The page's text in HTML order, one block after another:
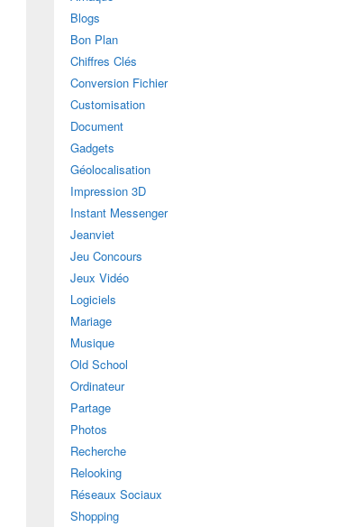
Blogs
Bon Plan
Chiffres Clés
Conversion Fichier
Customisation
Document
Gadgets
Géolocalisation
Impression 3D
Instant Messenger
Jeanviet
Jeu Concours
Jeux Vidéo
Logiciels
Mariage
Musique
Old School
Ordinateur
Partage
Photos
Recherche
Relooking
Réseaux Sociaux
Shopping